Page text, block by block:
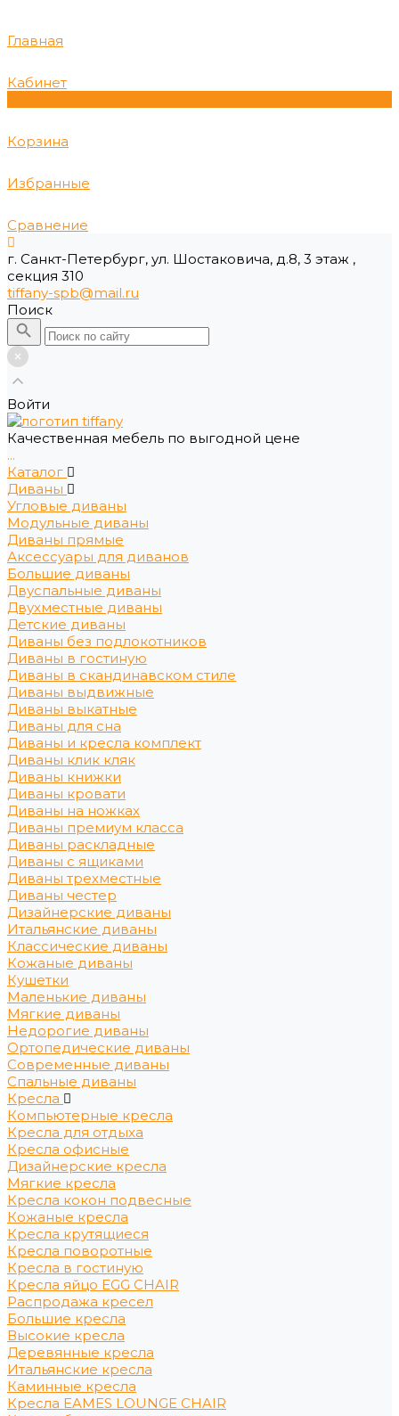
Главная
Кабинет
Корзина
Избранные
Сравнение
г. Санкт-Петербург, ул. Шостаковича, д.8, 3 этаж ,
секция 310
tiffany-spb@mail.ru
Поиск
Войти
Качественная мебель по выгодной цене
...
Каталог
Диваны
Угловые диваны
Модульные диваны
Диваны прямые
Аксессуары для диванов
Большие диваны
Двуспальные диваны
Двухместные диваны
Детские диваны
Диваны без подлокотников
Диваны в гостиную
Диваны в скандинавском стиле
Диваны выдвижные
Диваны выкатные
Диваны для сна
Диваны и кресла комплект
Диваны клик кляк
Диваны книжки
Диваны кровати
Диваны на ножках
Диваны премиум класса
Диваны раскладные
Диваны с ящиками
Диваны трехместные
Диваны честер
Дизайнерские диваны
Итальянские диваны
Классические диваны
Кожаные диваны
Кушетки
Маленькие диваны
Мягкие диваны
Недорогие диваны
Ортопедические диваны
Современные диваны
Спальные диваны
Кресла
Компьютерные кресла
Кресла для отдыха
Кресла офисные
Дизайнерские кресла
Мягкие кресла
Кресла кокон подвесные
Кожаные кресла
Кресла крутящиеся
Кресла поворотные
Кресла в гостиную
Кресла яйцо EGG CHAIR
Распродажа кресел
Большие кресла
Высокие кресла
Деревянные кресла
Итальянские кресла
Каминные кресла
Кресла EAMES LOUNGE CHAIR